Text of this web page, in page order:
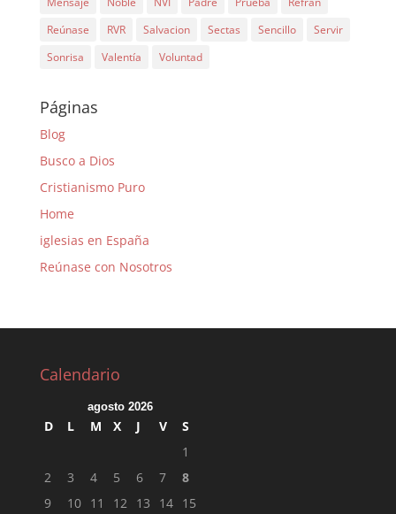
Reúnase
RVR Salvacion Sectas Sencillo
Servir
Sonrisa
Valentía Voluntad
Páginas
Blog
Busco a Dios
Cristianismo Puro
Home
iglesias en España
Reúnase con Nosotros
Calendario
agosto 2026
D L M X J V
S
1
2
3 4 5 6 7
8
9
10 11 12 13 14 15